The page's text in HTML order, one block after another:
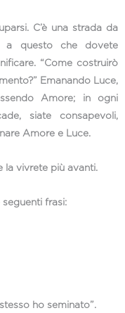
C’è una strada da
a questo che dovete
“Come costruirò
Emanando Luce,
Amore; in ogni
siate consapevoli,
Amore e Luce.
la vivrete più avanti.
frasi:
ho seminato”.